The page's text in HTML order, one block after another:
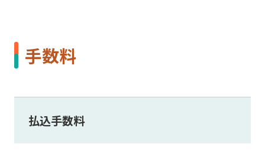
手数料
払込手数料